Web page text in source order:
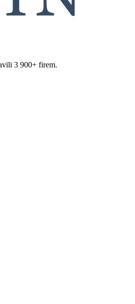
3 900+ firem.